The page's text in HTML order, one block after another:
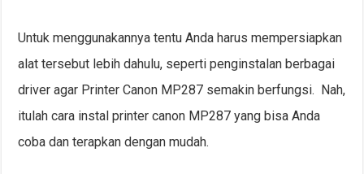
Untuk menggunakannya tentu Anda harus mempersiapkan
alat tersebut lebih dahulu, seperti penginstalan berbagai
driver agar Printer Canon MP287 semakin berfungsi. Nah,
itulah cara instal printer canon MP287 yang bisa Anda
coba dan terapkan dengan mudah.